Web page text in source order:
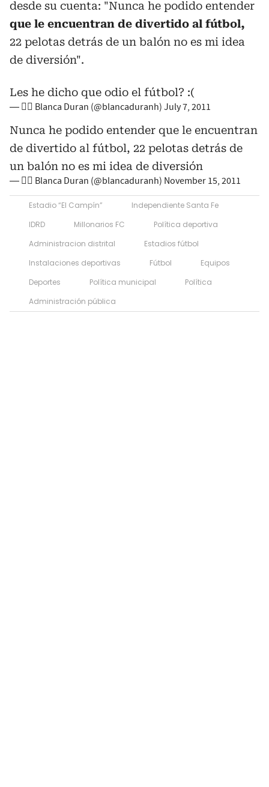
desde su cuenta: "Nunca he podido entender
que le encuentran de divertido al fútbol,
22 pelotas detrás de un balón no es mi idea
de diversión".
Les he dicho que odio el fútbol? :(
— 🏳️‍🌈 Blanca Duran (@blancaduranh) July 7, 2011
Nunca he podido entender que le encuentran
de divertido al fútbol, 22 pelotas detrás de
un balón no es mi idea de diversión
— 🏳️‍🌈 Blanca Duran (@blancaduranh) November 15, 2011
Estadio “El Campín”
Independiente Santa Fe
IDRD
Millonarios FC
Política deportiva
Administracion distrital
Estadios fútbol
Instalaciones deportivas
Fútbol
Equipos
Deportes
Política municipal
Política
Administración pública